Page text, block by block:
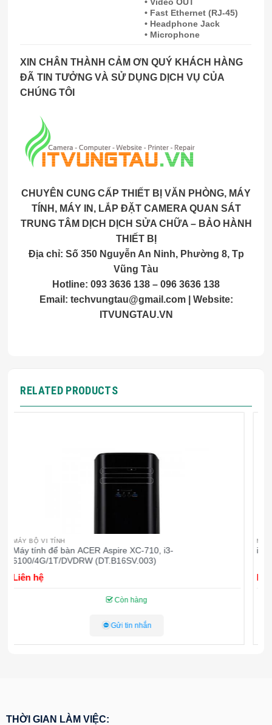
• Fast Ethernet (RJ-45)
• Headphone Jack
• Microphone
XIN CHÂN THÀNH CẢM ƠN QUÝ KHÁCH HÀNG
ĐÃ TIN TƯỞNG VÀ SỬ DỤNG DỊCH VỤ CỦA
CHÚNG TÔI
CHUYÊN CUNG CẤP THIẾT BỊ VĂN PHÒNG, MÁY
TÍNH, MÁY IN, LẮP ĐẶT CAMERA QUAN SÁT
TRUNG TÂM DỊCH DỊCH SỬA CHỮA – BẢO HÀNH
THIẾT BỊ
Địa chỉ: Số 350 Nguyễn An Ninh, Phường 8, Tp
Vũng Tàu
Hotline: 093 3636 138 – 096 3636 138
Email: techvungtau@gmail.com| Website:
ITVUNGTAU.VN
RELATED PRODUCTS
MÁY BỘ VI TÍNH
iMac 27” Retina 5K MNEA2 – Model 2017
Liên hệ
Còn hàng
Gửi tin nhắn
THỜI GIAN LÀM VIỆC: